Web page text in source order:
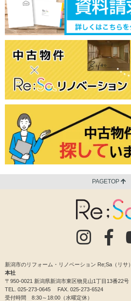
PAGETOP
新潟市のリフォーム・リノベーション Re;Sa（リサ）
本社
〒950-0021 新潟県新潟市東区物見山1丁目13番22号
TEL. 025-273-0645 FAX. 025-273-6524
受付時間 8:30～18:00（水曜定休）